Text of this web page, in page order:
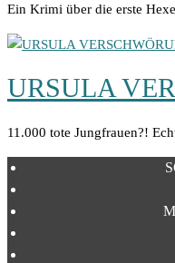
Ein Krimi über die erste
URSULA
11.000 tote Jungfrauen?!